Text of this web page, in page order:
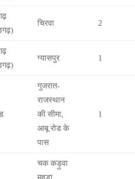
चिरवा 2
ग्यासपुर 1
गुजरात-
राजस्थान
की सीमा,
आबू रोड के
पास
1
चक कड़ुवा
महुड़ा